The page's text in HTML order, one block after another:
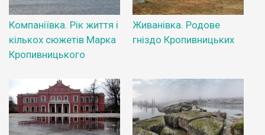
Компаніївка. Рік життя і
кількох сюжетів Марка
Кропивницького
Живанівка. Родове
гніздо Кропивницьких